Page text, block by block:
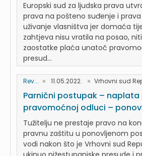
Europski sud za ljudska prava
prava na pošteno suđenje i
uživanje vlasništva jer domaća
zahtjeva nisu vratila na posao,
zaostatke plaća unatoč
presud...
Rev... 11.05.2022. Vrhovni sud
Parnični postupak – naplata
pravomoćnoj odluci –
Tužitelju ne prestaje pravo na
pravnu zaštitu u ponovljenom
vodi nakon što je Vrhovni sud